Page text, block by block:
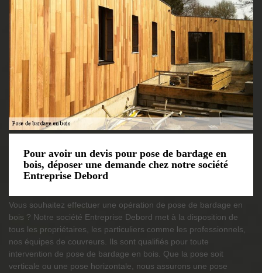
Pour avoir un devis pour pose de bardage en
bois, déposer une demande chez notre société
Entreprise Debord
Vous souhaitez effectuer une opération de pose de bardage en
bois ? Notre société Entreprise Debord met à la disposition de
tous les propriétaires, les particuliers comme les professionnels,
nos équipes de couvreurs. Ils sont qualifiés pour toute
intervention de pose de bardage en bois. Que la pose soit
verticale ou une pose horizontale, nous assurons une pose